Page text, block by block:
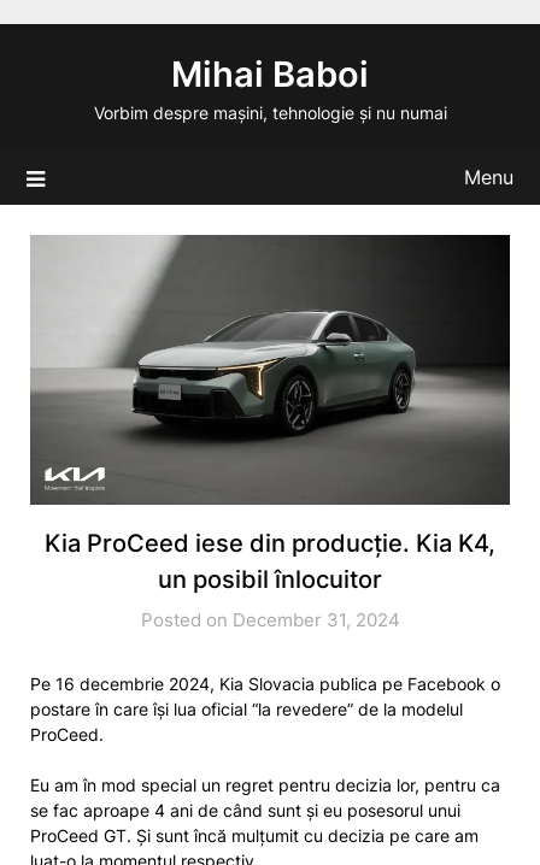
Mihai Baboi
Vorbim despre mașini, tehnologie și nu numai
Menu
Kia ProCeed iese din producție. Kia K4,
un posibil înlocuitor
Posted on December 31, 2024
Pe 16 decembrie 2024, Kia Slovacia publica pe Facebook o
postare în care își lua oficial “la revedere” de la modelul
ProCeed.
Eu am în mod special un regret pentru decizia lor, pentru ca
se fac aproape 4 ani de când sunt și eu posesorul unui
ProCeed GT. Și sunt încă mulțumit cu decizia pe care am
luat-o la momentul respectiv.